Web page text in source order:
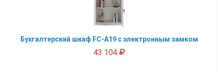
Бухгалтерский шкаф FC-A19 с электронным замком
43 104